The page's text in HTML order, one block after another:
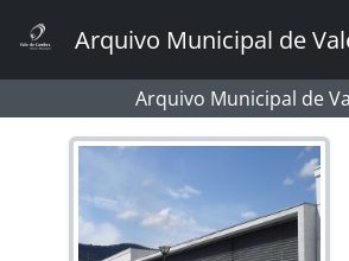
Arquivo Municipal de
Arquivo Municipal de